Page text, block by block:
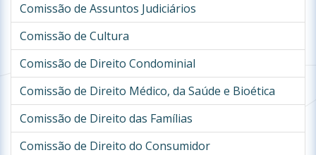
Comissão de Assuntos Judiciários
Comissão de Cultura
Comissão de Direito Condominial
Comissão de Direito Médico, da Saúde e Bioética
Comissão de Direito das Famílias
Comissão de Direito do Consumidor